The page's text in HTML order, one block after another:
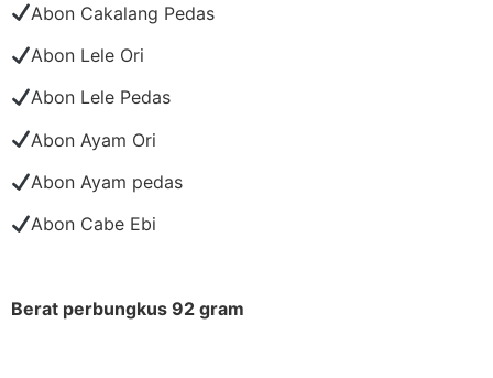
Abon Cakalang Pedas
Abon Lele Ori
Abon Lele Pedas
Abon Ayam Ori
Abon Ayam pedas
Abon Cabe Ebi
Berat perbungkus 92 gram